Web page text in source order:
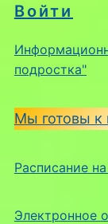
Войти
подростка"
Мы готовы к
Расписание
Электронное